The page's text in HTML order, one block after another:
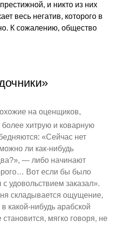
и никто из них
весь негатив, которого в
К сожалению, общество
на оценщиков,
хитрую и коварную
«Сейчас нет
ли как-нибудь
— либо начинают
Вот если бы было
удовольствием заказал».
складывается ощущение,
какой-нибудь арабской
мягко говоря, не